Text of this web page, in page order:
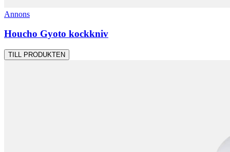
Annons
Houcho Gyoto kockkniv
TILL PRODUKTEN